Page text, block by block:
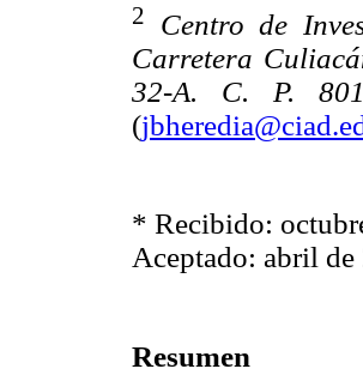
2
Centro de
Carretera
32-A. C. P.
(
* Recibido:
Aceptado: abril de
Resumen